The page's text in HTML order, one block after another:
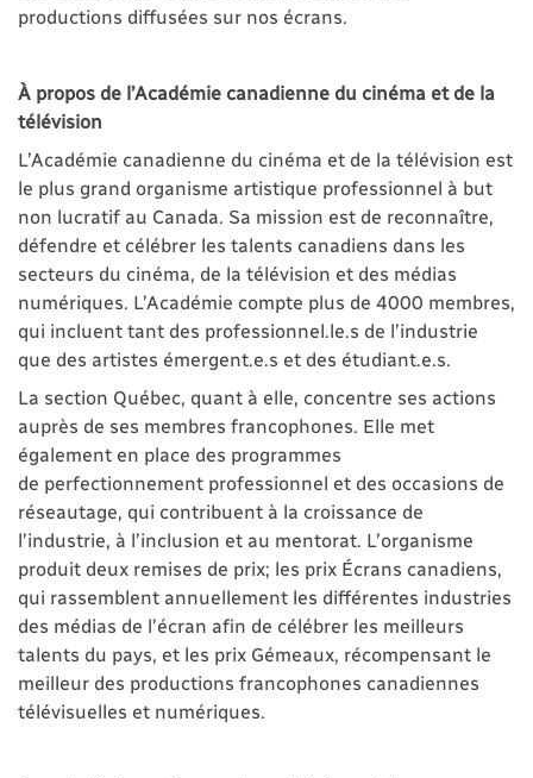
productions diffusées sur nos écrans.
À propos de l’Académie canadienne du cinéma et de la
télévision
L’Académie canadienne du cinéma et de la télévision est
le plus grand organisme artistique professionnel à but
non lucratif au Canada. Sa mission est de reconnaître,
défendre et célébrer les talents canadiens dans les
secteurs du cinéma, de la télévision et des médias
numériques. L’Académie compte plus de 4000 membres,
qui incluent tant des professionnel.le.s de l’industrie
que des artistes émergent.e.s et des étudiant.e.s.
La section Québec, quant à elle, concentre ses actions
auprès de ses membres francophones. Elle met
également en place des programmes
de perfectionnement professionnel et des occasions de
réseautage, qui contribuent à la croissance de
l’industrie, à l’inclusion et au mentorat. L’organisme
produit deux remises de prix; les prix Écrans canadiens,
qui rassemblent annuellement les différentes industries
des médias de l’écran afin de célébrer les meilleurs
talents du pays, et les prix Gémeaux, récompensant le
meilleur des productions francophones canadiennes
télévisuelles et numériques.